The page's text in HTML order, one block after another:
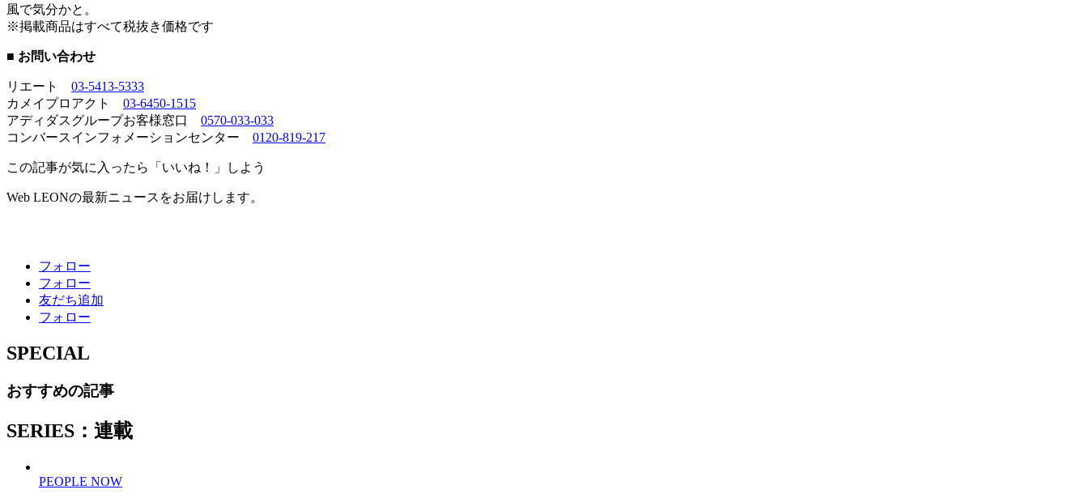
風で気分かと。
※掲載商品はすべて税抜き価格です
■ お問い合わせ
リエート 03-5413-5333
カメイプロアクト 03-6450-1515
アディダスグループお客様窓口 0570-033-033
コンバースインフォメーションセンター 0120-819-217
この記事が気に入ったら「いいね！」しよう
Web LEONの最新ニュースをお届けします。
フォロー
フォロー
友だち追加
フォロー
SPECIAL
おすすめの記事
SERIES：連載
PEOPLE NOW